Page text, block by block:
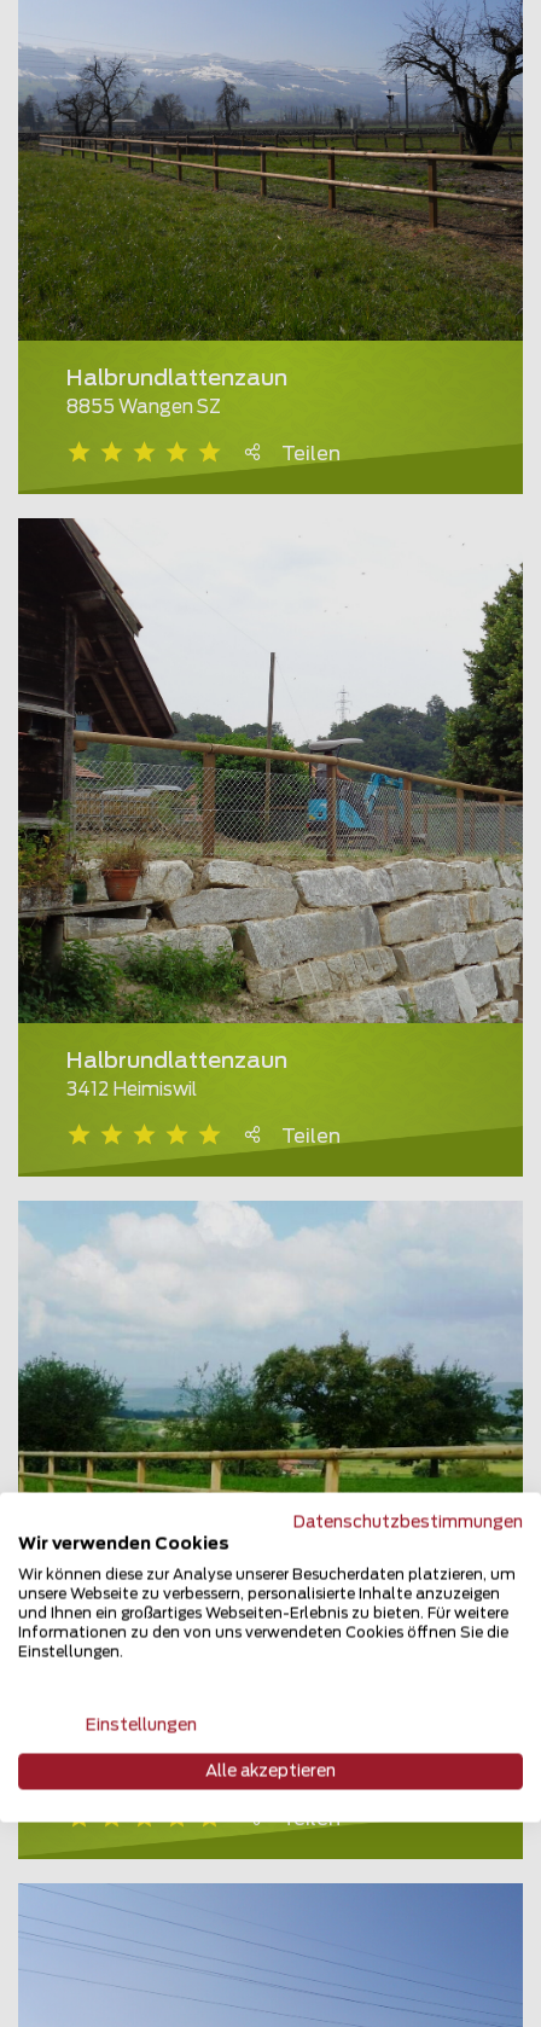
Halbrundlattenzaun
8855 Wangen SZ
Teilen
Halbrundlattenzaun
3412 Heimiswil
Teilen
8532 Hagenbuch
Teilen
Datenschutzbestimmungen
Wir verwenden Cookies
Wir können diese zur Analyse unserer Besucherdaten platzieren, um
unsere Webseite zu verbessern, personalisierte Inhalte anzuzeigen
und Ihnen ein großartiges Webseiten-Erlebnis zu bieten. Für weitere
Informationen zu den von uns verwendeten Cookies öffnen Sie die
Einstellungen.
Einstellungen
Alle akzeptieren